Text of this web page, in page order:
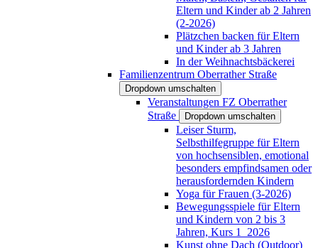
Eltern und Kinder ab 2 Jahren
(2-2026)
Plätzchen backen für Eltern
und Kinder ab 3 Jahren
In der Weihnachtsbäckerei
Familienzentrum Oberrather Straße
Dropdown umschalten
Veranstaltungen FZ Oberrather
Straße
Dropdown umschalten
Leiser Sturm,
Selbsthilfegruppe für Eltern
von hochsensiblen, emotional
besonders empfindsamen oder
herausfordernden Kindern
Yoga für Frauen (3-2026)
Bewegungsspiele für Eltern
und Kindern von 2 bis 3
Jahren, Kurs 1_2026
Kunst ohne Dach (Outdoor)